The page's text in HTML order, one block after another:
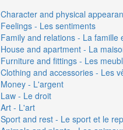
Character and physical
Feelings - Les sentiments
Family and relations - La famille
House and apartment - La
Furniture and fittings - Les
Clothing and accessories - Les
Money - L'argent
Law - Le droit
Art - L'art
Sport and rest - Le sport et le